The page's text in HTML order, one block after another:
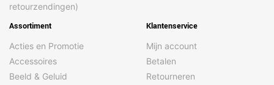
retourzendingen)
Assortiment
Acties en Promotie
Accessoires
Beeld & Geluid
Klantenservice
Mijn account
Betalen
Retourneren